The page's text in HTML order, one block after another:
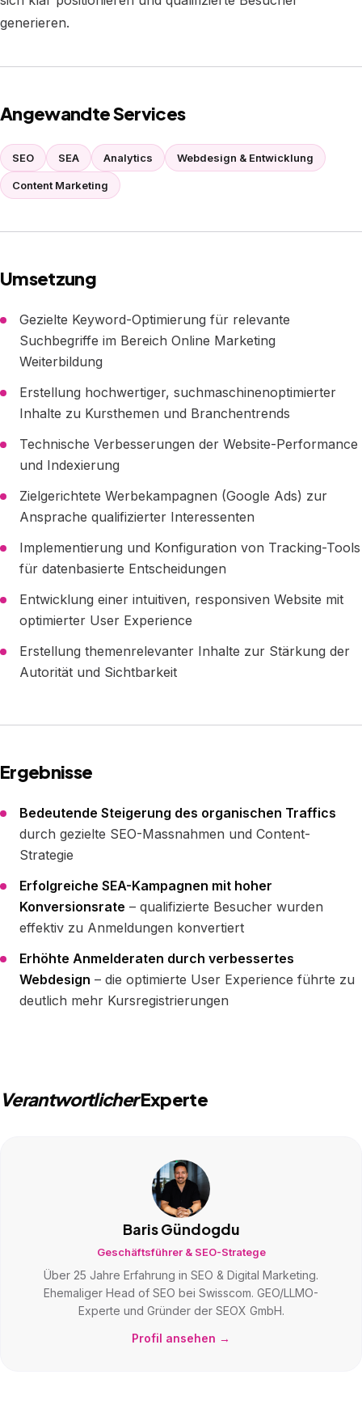
generieren.
Angewandte Services
SEO SEA Analytics Webdesign & Entwicklung
Content Marketing
Umsetzung
Gezielte Keyword-Optimierung für relevante
Suchbegriffe im Bereich Online Marketing
Weiterbildung
Erstellung hochwertiger, suchmaschinenoptimierter
Inhalte zu Kursthemen und Branchentrends
Technische Verbesserungen der Website-Performance
und Indexierung
Zielgerichtete Werbekampagnen (Google Ads) zur
Ansprache qualifizierter Interessenten
Implementierung und Konfiguration von Tracking-Tools
für datenbasierte Entscheidungen
Entwicklung einer intuitiven, responsiven Website mit
optimierter User Experience
Erstellung themenrelevanter Inhalte zur Stärkung der
Autorität und Sichtbarkeit
Ergebnisse
Bedeutende Steigerung des organischen Traffics
durch gezielte SEO-Massnahmen und Content-
Strategie
Erfolgreiche SEA-Kampagnen mit hoher
Konversionsrate – qualifizierte Besucher wurden
effektiv zu Anmeldungen konvertiert
Erhöhte Anmelderaten durch verbessertes
Webdesign – die optimierte User Experience führte zu
deutlich mehr Kursregistrierungen
VerantwortlicherExperte
Baris Gündogdu
Geschäftsführer & SEO-Stratege
Über 25 Jahre Erfahrung in SEO & Digital Marketing.
Ehemaliger Head of SEO bei Swisscom. GEO/LLMO-
Experte und Gründer der SEOX GmbH.
Profil ansehen →